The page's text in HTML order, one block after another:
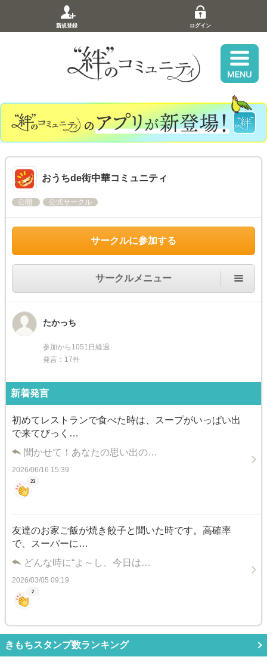
新規登録 ログイン
おうちde街中華コミュニティ
公開 公式サークル
サークルに参加する
サークルメニュー
たかっち
参加から1051日経過
発言：17件
新着発言
初めてレストランで食べた時は、スープがいっぱい出
で来てびっく…
聞かせて！あなたの思い出の…
2026/06/16 15:39
23
友達のお家ご飯が焼き餃子と聞いた時です。高確率
で、スーパーに…
どんな時に“よ～し、今日は…
2026/03/05 09:19
2
きもちスタンプ数ランキング